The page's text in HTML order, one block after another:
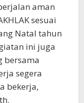
aman
sesuai
Natal tahun
ini juga
bersama
segera
bekerja,